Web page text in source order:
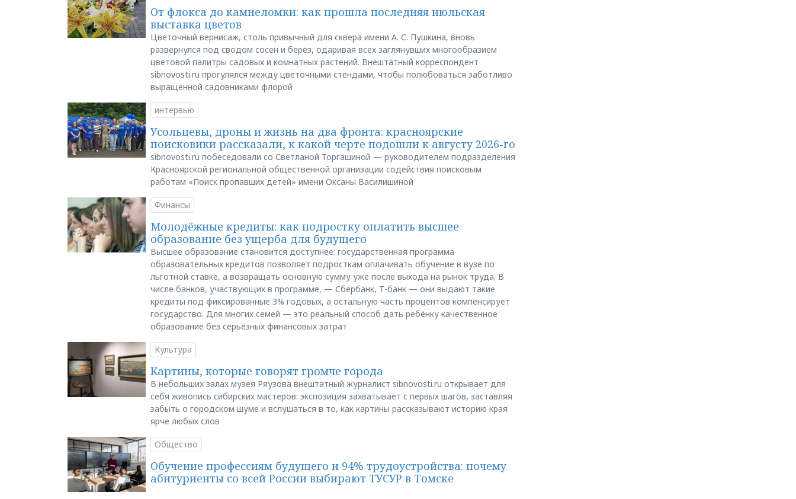
От флокса до камнеломки: как прошла последняя июльская
выставка цветов
Цветочный вернисаж, столь привычный для сквера имени А. С. Пушкина, вновь
развернулся под сводом сосен и берёз, одаривая всех заглянувших многообразием
цветовой палитры садовых и комнатных растений. Внештатный корреспондент
sibnovosti.ru прогулялся между цветочными стендами, чтобы полюбоваться заботливо
выращенной садовниками флорой
интервью
Усольцевы, дроны и жизнь на два фронта: красноярские
поисковики рассказали, к какой черте подошли к августу 2026-го
sibnovosti.ru побеседовали со Светланой Торгашиной — руководителем подразделения
Красноярской региональной общественной организации содействия поисковым
работам «Поиск пропавших детей» имени Оксаны Василишиной
Финансы
Молодёжные кредиты: как подростку оплатить высшее
образование без ущерба для будущего
Высшее образование становится доступнее: государственная программа
образовательных кредитов позволяет подросткам оплачивать обучение в вузе по
льготной ставке, а возвращать основную сумму уже после выхода на рынок труда. В
числе банков, участвующих в программе, — Сбербанк, Т-банк — они выдают такие
кредиты под фиксированные 3% годовых, а остальную часть процентов компенсирует
государство. Для многих семей — это реальный способ дать ребёнку качественное
образование без серьёзных финансовых затрат
Культура
Картины, которые говорят громче города
В небольших залах музея Ряузова внештатный журналист sibnovosti.ru открывает для
себя живопись сибирских мастеров: экспозиция захватывает с первых шагов, заставляя
забыть о городском шуме и вслушаться в то, как картины рассказывают историю края
ярче любых слов
Общество
Обучение профессиям будущего и 94% трудоустройства: почему
абитуриенты со всей России выбирают ТУСУР в Томске